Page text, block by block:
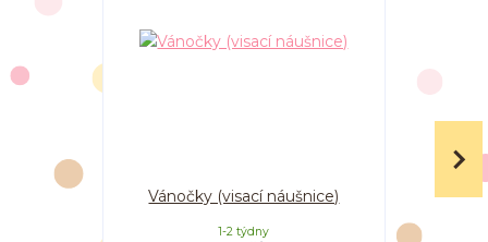
Vánočky (visací náušnice)
1-2 týdny